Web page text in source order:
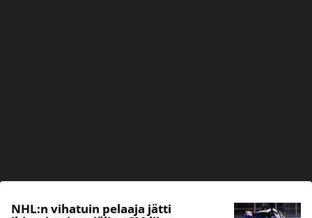
NHL:n vihatuin pelaaja jätti